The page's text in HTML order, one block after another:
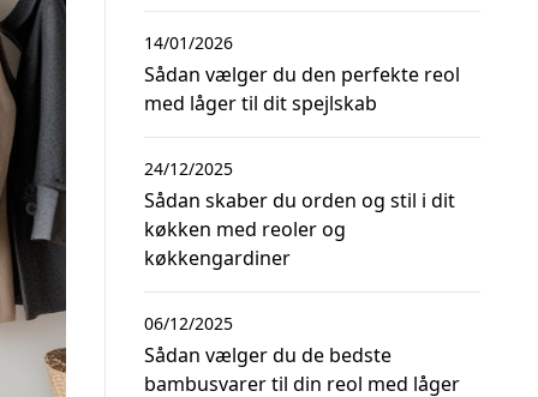
Sådan vælger du den perfekte reol
med låger til dit spejlskab
14/01/2026
Sådan skaber du orden og stil i dit
køkken med reoler og
køkkengardiner
24/12/2025
Sådan vælger du de bedste
bambusvarer til din reol med låger
06/12/2025